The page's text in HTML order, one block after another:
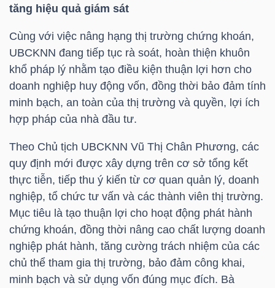
tăng hiệu quả giám sát
Cùng với việc nâng hạng thị trường chứng khoán,
UBCKNN đang tiếp tục rà soát, hoàn thiện khuôn
khổ pháp lý nhằm tạo điều kiện thuận lợi hơn cho
doanh nghiệp huy động vốn, đồng thời bảo đảm tính
minh bạch, an toàn của thị trường và quyền, lợi ích
hợp pháp của nhà đầu tư.
Theo Chủ tịch UBCKNN Vũ Thị Chân Phương, các
quy định mới được xây dựng trên cơ sở tổng kết
thực tiễn, tiếp thu ý kiến từ cơ quan quản lý, doanh
nghiệp, tổ chức tư vấn và các thành viên thị trường.
Mục tiêu là tạo thuận lợi cho hoạt động phát hành
chứng khoán, đồng thời nâng cao chất lượng doanh
nghiệp phát hành, tăng cường trách nhiệm của các
chủ thể tham gia thị trường, bảo đảm công khai,
minh bạch và sử dụng vốn đúng mục đích. Bà
VẬT
LIỆU
NGHIỆP
TIÊU
DÙNG
KHÔNG
THIẾT